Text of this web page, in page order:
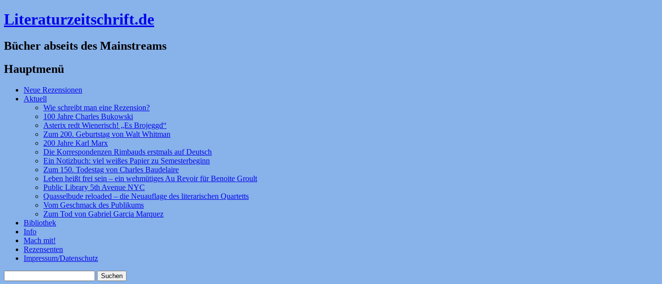
Literaturzeitschrift.de
Bücher abseits des Mainstreams
Hauptmenü
Zum
Inhalt
Neue Rezensionen
Aktuell
Wie schreibt man eine Rezension?
100 Jahre Charles Bukowski
Asterix redt Wienerisch! „Es Brojeggd“
Zum 200. Geburtstag von Walt Whitman
200 Jahre Karl Marx
Die Korrespondenzen Rimbauds erstmals auf Deutsch
Ein Notizbuch: viel weißes Papier zu Semesterbeginn
Zum 150. Todestag von Charles Baudelaire
Leben heißt frei sein – ein wehmütiges Au Revoir für Benoite Groult
Public Library 5th Avenue NYC
Quasselbude reloaded – die Neuauflage des literarischen Quartetts
Vom Geschmack des Publikums
Zum Tod von Gabriel Garcia Marquez
Bibliothek
Info
Mach mit!
Rezensenten
Impressum/Datenschutz